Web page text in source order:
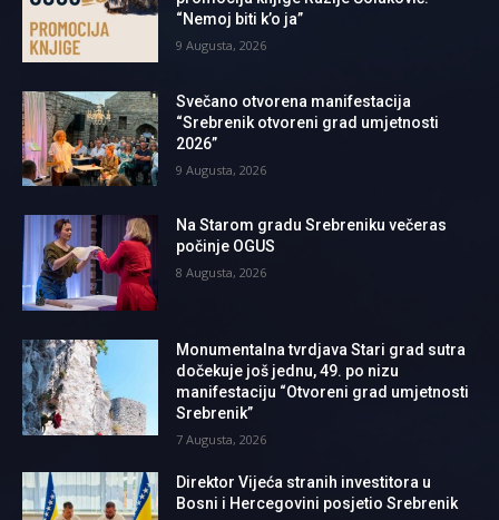
“Nemoj biti k’o ja”
9 Augusta, 2026
Svečano otvorena manifestacija
“Srebrenik otvoreni grad umjetnosti
2026”
9 Augusta, 2026
Na Starom gradu Srebreniku večeras
počinje OGUS
8 Augusta, 2026
Monumentalna tvrdjava Stari grad sutra
dočekuje još jednu, 49. po nizu
manifestaciju “Otvoreni grad umjetnosti
Srebrenik”
7 Augusta, 2026
Direktor Vijeća stranih investitora u
Bosni i Hercegovini posjetio Srebrenik